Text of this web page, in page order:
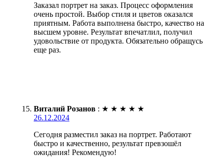
Заказал портрет на заказ. Процесс оформления
очень простой. Выбор стиля и цветов оказался
приятным. Работа выполнена быстро, качество на
высшем уровне. Результат впечатлил, получил
удовольствие от продукта. Обязательно обращусь
еще раз.
Виталий Розанов : ★ ★ ★ ★ ★
26.12.2024
Сегодня разместил заказ на портрет. Работают
быстро и качественно, результат превзошёл
ожидания! Рекомендую!